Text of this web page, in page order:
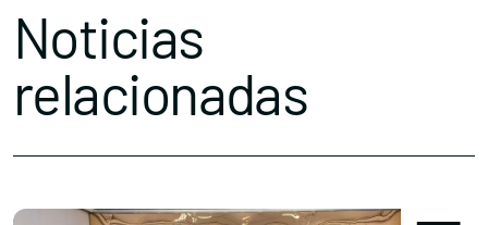
Noticias
relacionadas